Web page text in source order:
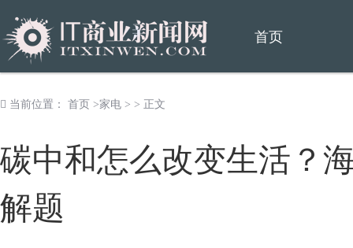
首页
当前位置： 首页 >家电 > > 正文
碳中和怎么改变生活？
解题